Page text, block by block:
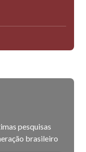
pesquisas
brasileiro